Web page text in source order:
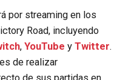
por streaming en los
Road, incluyendo
, YouTube y Twitter.
de realizar